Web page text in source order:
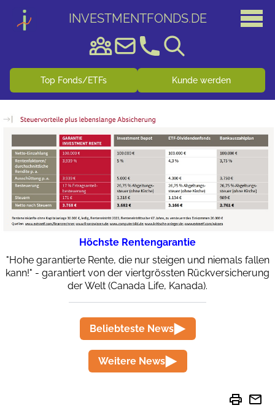
INVESTMENTFONDS.DE
Top Fonds/ETFs Kunde werden
Höchste Rentengarantie
"Hohe garantierte Rente, die nur steigen und niemals fallen
kann!" - garantiert von der viertgrössten Rückversicherung
der Welt (Canada Life, Kanada).
Beliebteste News
Weitere News
print mail